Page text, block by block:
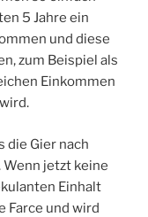
5 Jahre ein
und diese
zum Beispiel als
Einkommen
die Gier nach
jetzt keine
Einhalt
Farce und wird